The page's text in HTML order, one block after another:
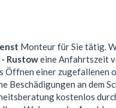
Monteur für Sie tätig.
Rustoweine Anfahrtszeit
Öffnen einer
an dem
kostenlos